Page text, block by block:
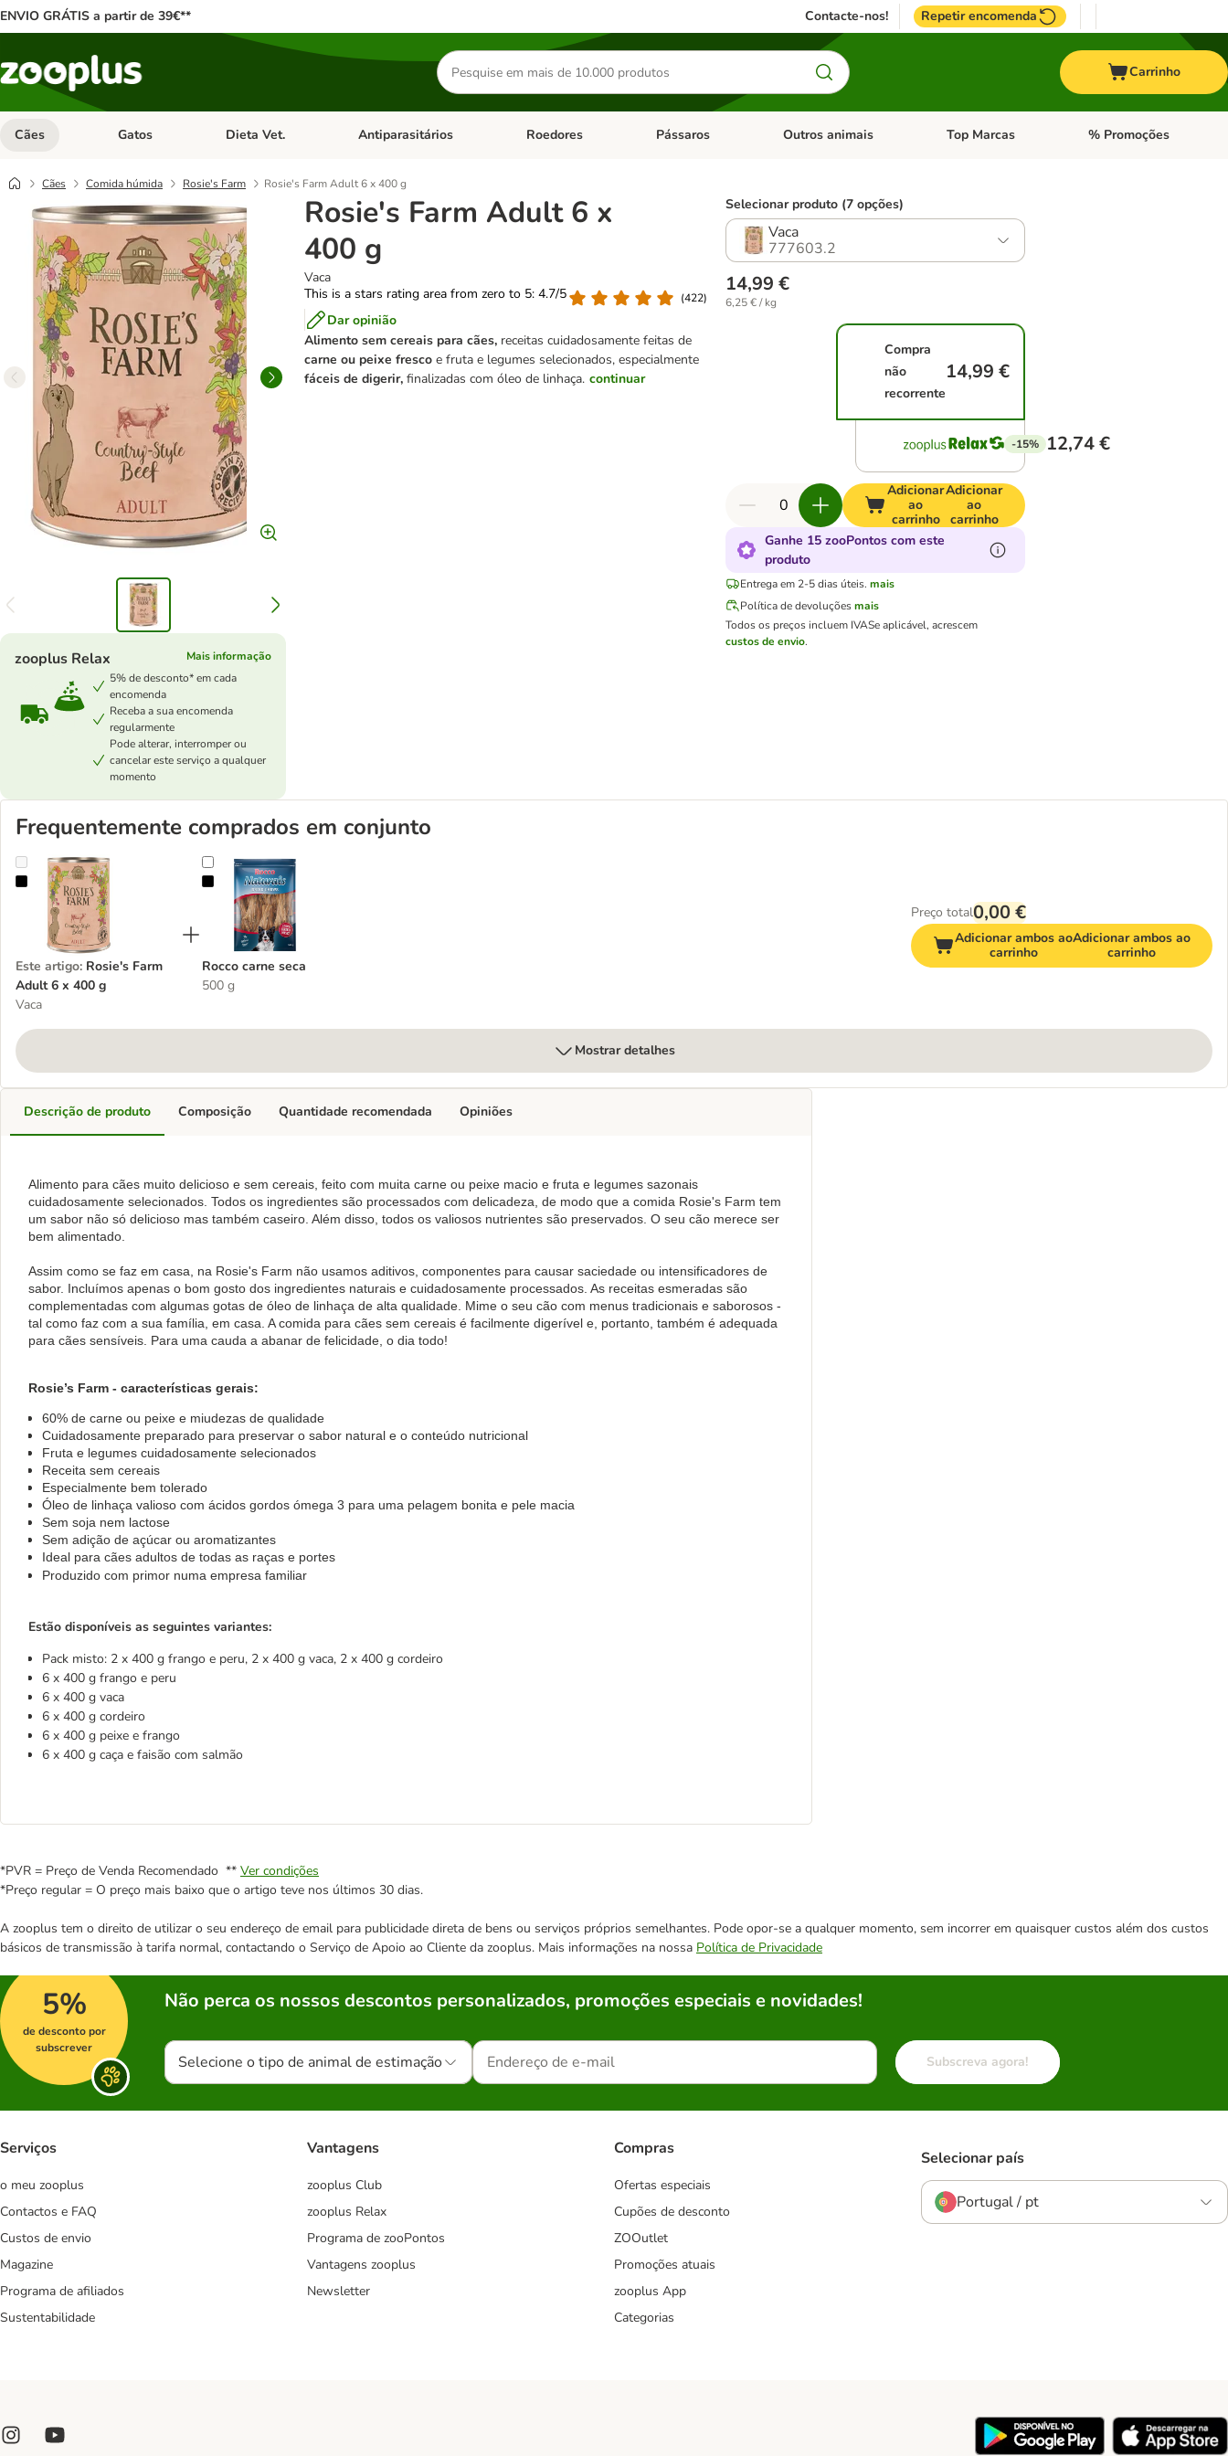
ENVIO GRÁTIS a partir de 39€** Contacte-nos! Repetir encomenda
Pesquisar
produtos
Carrinho
Cães Abrir menu de categoria: Cães
Gatos Abrir menu de categoria: Gatos
Dieta Vet. Abrir menu de categoria: Dieta Vet.
Antiparasitários Abrir menu de categoria: Antiparasitários
Roedores Abrir menu de categoria: Roedores
Pássaros Abrir menu de categoria: Pássaros
Outros animais Abrir menu de categoria: Outros animais
Top Marcas Abrir menu de categoria:
% Promoções
Cães Comida húmida Rosie's Farm Rosie's Farm Adult 6 x 400 g
Rosie's Farm Adult 6 x
400 g
Vaca
This is a stars rating area from zero to 5: 4.7/5
(422)
Dar opinião
Alimento sem cereais para cães, receitas cuidadosamente feitas de
carne ou peixe fresco e fruta e legumes selecionados, especialmente
fáceis de digerir, finalizadas com óleo de linhaça. continuar
zooplus Relax
Mais informação
5% de desconto* em cada
encomenda
Receba a sua encomenda
regularmente
Pode alterar, interromper ou
cancelar este serviço a qualquer
momento
Selecionar produto (7 opções)
Vaca
777603.2
14,99 €
6,25 € / kg
Compra
não
recorrente
14,99 €
-15% 12,74 €
Adicionar
ao
carrinho
Adicionar
ao
carrinho
Ganhe 15 zooPontos com este
produto
Entrega em 2-5 dias úteis. mais
Política de devoluçõesmais
Todos os preços incluem IVASe aplicável, acrescem
custos de envio.
Frequentemente comprados em conjunto
Rosie's Farm Adult 6 x 400 g
Este artigo: Rosie's Farm
Adult 6 x 400 g
Vaca
Rocco carne seca
Rocco carne seca
500 g
Preço total0,00 €
Adicionar ambos ao
carrinho
Adicionar ambos ao
carrinho
Mostrar detalhes
Descrição de produto
Alimento para cães muito delicioso e sem cereais, feito com muita carne ou peixe macio e fruta e legumes sazonais
cuidadosamente selecionados. Todos os ingredientes são processados com delicadeza, de modo que a comida Rosie's Farm tem
um sabor não só delicioso mas também caseiro. Além disso, todos os valiosos nutrientes são preservados. O seu cão merece ser
bem alimentado.
Assim como se faz em casa, na Rosie's Farm não usamos aditivos, componentes para causar saciedade ou intensificadores de
sabor. Incluímos apenas o bom gosto dos ingredientes naturais e cuidadosamente processados. As receitas esmeradas são
complementadas com algumas gotas de óleo de linhaça de alta qualidade. Mime o seu cão com menus tradicionais e saborosos -
tal como faz com a sua família, em casa. A comida para cães sem cereais é facilmente digerível e, portanto, também é adequada
para cães sensíveis. Para uma cauda a abanar de felicidade, o dia todo!
Rosie’s Farm - características gerais:
60% de carne ou peixe e miudezas de qualidade
Cuidadosamente preparado para preservar o sabor natural e o conteúdo nutricional
Fruta e legumes cuidadosamente selecionados
Receita sem cereais
Especialmente bem tolerado
Óleo de linhaça valioso com ácidos gordos ómega 3 para uma pelagem bonita e pele macia
Sem soja nem lactose
Sem adição de açúcar ou aromatizantes
Ideal para cães adultos de todas as raças e portes
Produzido com primor numa empresa familiar
Estão disponíveis as seguintes variantes:
Pack misto: 2 x 400 g frango e peru, 2 x 400 g vaca, 2 x 400 g cordeiro
6 x 400 g frango e peru
6 x 400 g vaca
6 x 400 g cordeiro
6 x 400 g peixe e frango
6 x 400 g caça e faisão com salmão
Composição Quantidade recomendada Opiniões
*PVR = Preço de Venda Recomendado ** Ver condições
*Preço regular = O preço mais baixo que o artigo teve nos últimos 30 dias.
A zooplus tem o direito de utilizar o seu endereço de email para publicidade direta de bens ou serviços próprios semelhantes. Pode opor-se a qualquer momento, sem incorrer em quaisquer custos além dos custos
básicos de transmissão à tarifa normal, contactando o Serviço de Apoio ao Cliente da zooplus. Mais informações na nossa Política de Privacidade
5%
de desconto por
subscrever
Não perca os nossos descontos personalizados, promoções especiais e novidades!
Selecione o tipo de animal de estimação Subscreva agora!
Serviços
o meu zooplus
Contactos e FAQ
Custos de envio
Magazine
Programa de afiliados
Sustentabilidade
Vantagens
zooplus Club
zooplus Relax
Programa de zooPontos
Vantagens zooplus
Newsletter
Compras
Ofertas especiais
Cupões de desconto
ZOOutlet
Promoções atuais
zooplus App
Categorias
Selecionar país
Portugal / pt